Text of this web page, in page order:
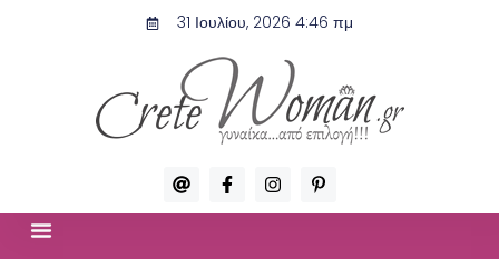
31 Ιουλίου, 2026 4:46 πμ
A
t
F
a
c
I
n
s
P
i
n